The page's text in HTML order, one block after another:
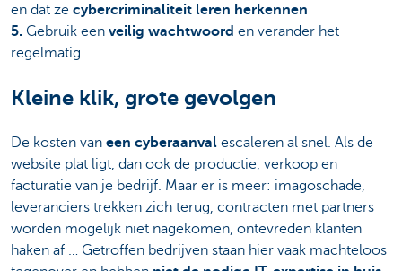
en dat ze cybercriminaliteit leren herkennen
5. Gebruik een veilig wachtwoord en verander het
regelmatig
Kleine klik, grote gevolgen
De kosten van een cyberaanval escaleren al snel. Als de
website plat ligt, dan ook de productie, verkoop en
facturatie van je bedrijf. Maar er is meer: imagoschade,
leveranciers trekken zich terug, contracten met partners
worden mogelijk niet nagekomen, ontevreden klanten
haken af … Getroffen bedrijven staan hier vaak machteloos